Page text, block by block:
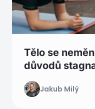
Tělo se
důvodů
Jakub Milý